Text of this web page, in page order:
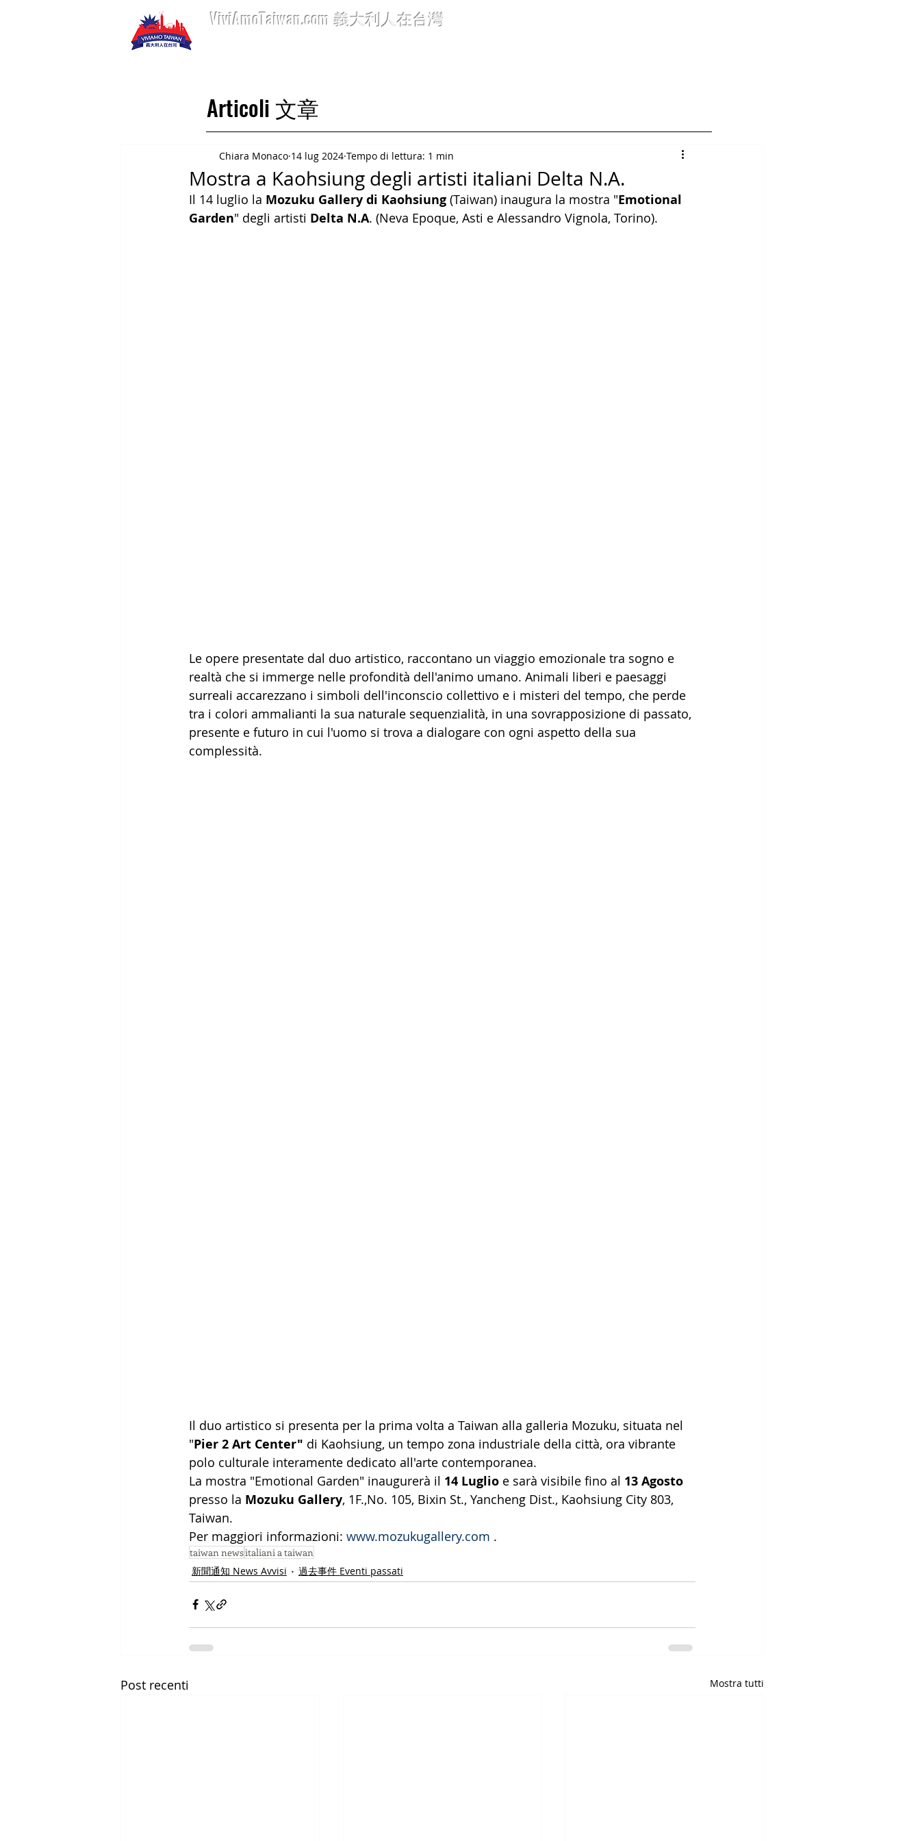
ViviAmoTaiwan.com義大利人在台灣
Mostra a Kaohsiung degli artisti italiani Delta N.A.
Chiara Monaco 14 lug 2024 Tempo di lettura: 1 min
Il 14 luglio la Mozuku Gallery di Kaohsiung (Taiwan) inaugura la mostra "Emotional
Garden" degli artisti Delta N.A. (Neva Epoque, Asti e Alessandro Vignola, Torino).
Le opere presentate dal duo artistico, raccontano un viaggio emozionale tra sogno e
realtà che si immerge nelle profondità dell'animo umano. Animali liberi e paesaggi
surreali accarezzano i simboli dell'inconscio collettivo e i misteri del tempo, che perde
tra i colori ammalianti la sua naturale sequenzialità, in una sovrapposizione di passato,
presente e futuro in cui l'uomo si trova a dialogare con ogni aspetto della sua
complessità.
Il duo artistico si presenta per la prima volta a Taiwan alla galleria Mozuku, situata nel
"Pier 2 Art Center" di Kaohsiung, un tempo zona industriale della città, ora vibrante
polo culturale interamente dedicato all'arte contemporanea.
La mostra "Emotional Garden" inaugurerà il 14 Luglio e sarà visibile fino al 13 Agosto
presso la Mozuku Gallery, 1F.,No. 105, Bixin St., Yancheng Dist., Kaohsiung City 803,
Taiwan.
Per maggiori informazioni: www.mozukugallery.com .
taiwan newsitaliani a taiwan
新聞通知 News Avvisi
過去事件 Eventi passati
Post recenti Mostra tutti
Articoli 文章